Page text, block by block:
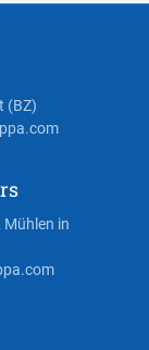
(BZ)
in